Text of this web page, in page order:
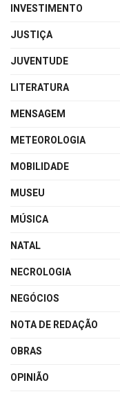
INVESTIMENTO
JUSTIÇA
JUVENTUDE
LITERATURA
MENSAGEM
METEOROLOGIA
MOBILIDADE
MUSEU
MÚSICA
NATAL
NECROLOGIA
NEGÓCIOS
NOTA DE REDAÇÃO
OBRAS
OPINIÃO